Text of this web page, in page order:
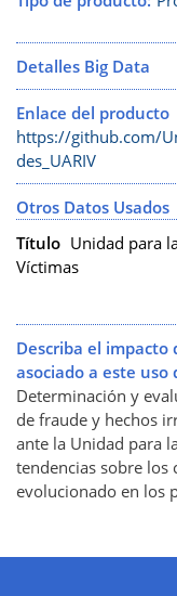
Detalles Big Data
Enlace del producto
https://github.com/
des_UARIV
Otros Datos Usados
Título Unidad para
Víctimas
Describa el
asociado a este uso
Determinación y
de fraude y hechos
ante la Unidad para
tendencias sobre los
evolucionado en los